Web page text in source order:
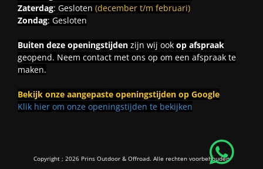
Zaterdag: Gesloten (december t/m februari)
Zondag: Gesloten
Buiten deze openingstijdenzijn wij ook op afspraak
geopend. Neem contact met ons op om een afspraak te
maken.
Bekijk onze aangepaste openingstijden op Google
Klik hier om onze openingstijden te bekijken
Copyright ; 2026 Prins Outdoor & Offroad. Alle rechten voorbehouden